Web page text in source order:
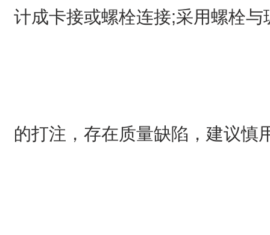
计成卡接或螺栓连接;采用螺栓
的打注，存在质量缺陷，建议慎